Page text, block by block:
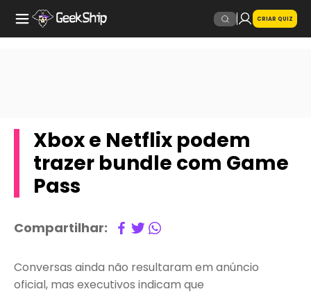
CRIAR QUIZ
Xbox e Netflix podem
trazer bundle com Game
Pass
Compartilhar:
Conversas ainda não resultaram em anúncio
oficial, mas executivos indicam que